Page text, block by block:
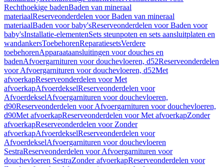
Rechthoekige badenBaden van mineraal
materiaalReserveonderdelen voor Baden van mineraal
materiaalBaden voor baby'sReserveonderdelen voor Baden voor
baby'sInstallatie-elementenSets steunpoten en sets aansluitplaten en
wandankersToebehorenReparatiesetsVerdere
toebehorenApparaataansluitingen voor douches en
badenAfvoergarnituren voor douchevloeren, d52Reserveonderdelen
voor Afvoergarnituren voor douchevloeren, d52Met
afvoerkapReserveonderdelen voor Met
afvoerkapAfvoerdekselReserveonderdelen voor
AfvoerdekselAfvoergarnituren voor douchevloeren,
d90Reserveonderdelen voor Afvoergarnituren voor douchevloeren,
d90Met afvoerkapReserveonderdelen voor Met afvoerkapZonder
afvoerkapReserveonderdelen voor Zonder
afvoerkapAfvoerdekselReserveonderdelen voor
AfvoerdekselAfvoergarnituren voor douchevloeren
SestraReserveonderdelen voor Afvoergarnituren voor
douchevloeren SestraZonder afvoerkapReserveonderdelen voor